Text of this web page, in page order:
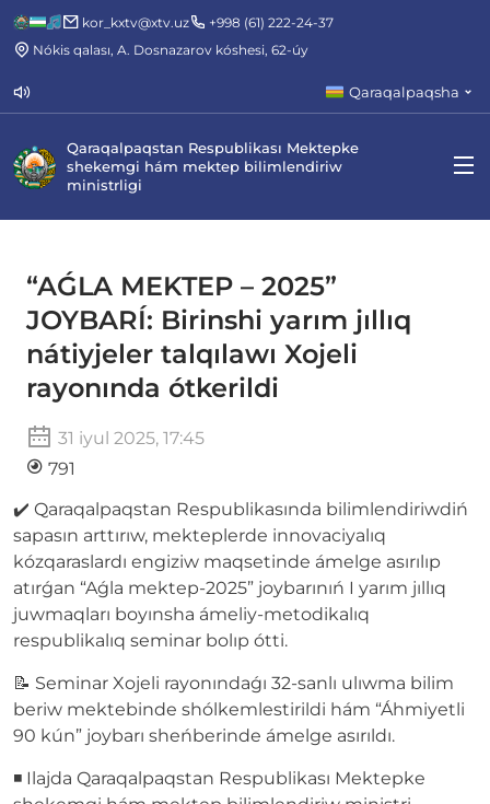
kor_kxtv@xtv.uz
+998 (61) 222-24-37
Nókis qalası, A. Dosnazarov kóshesi, 62-úy
Qaraqalpaqsha
Qaraqalpaqstan Respublikası Mektepke
shekemgi hám mektep bilimlendiriw
ministrligi
“AǴLA MEKTEP – 2025”
JOYBARÍ: Birinshi yarım jıllıq
nátiyjeler talqılawı Xojeli
rayonında ótkerildi
31 iyul 2025, 17:45
791
✔️ Qaraqalpaqstan Respublikasında bilimlendiriwdiń
sapasın arttırıw, mekteplerde innovaciyalıq
kózqaraslardı engiziw maqsetinde ámelge asırılıp
atırǵan “Aǵla mektep-2025” joybarınıń I yarım jıllıq
juwmaqları boyınsha ámeliy-metodikalıq
respublikalıq seminar bolıp ótti.
📝 Seminar Xojeli rayonındaǵı 32-sanlı ulıwma bilim
beriw mektebinde shólkemlestirildi hám “Áhmiyetli
90 kún” joybarı sheńberinde ámelge asırıldı.
◾️ Ilajda Qaraqalpaqstan Respublikası Mektepke